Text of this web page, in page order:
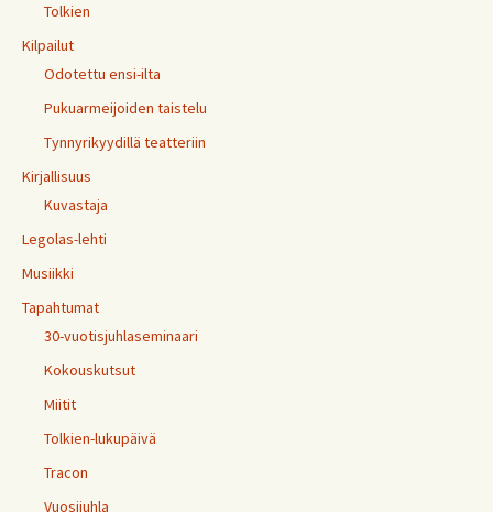
Tolkien
Kilpailut
Odotettu ensi-ilta
Pukuarmeijoiden taistelu
Tynnyrikyydillä teatteriin
Kirjallisuus
Kuvastaja
Legolas-lehti
Musiikki
Tapahtumat
30-vuotisjuhlaseminaari
Kokouskutsut
Miitit
Tolkien-lukupäivä
Tracon
Vuosijuhla